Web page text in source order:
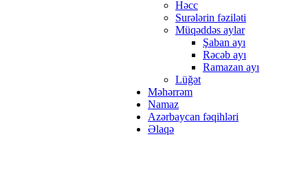
Həcc
Surələrin fəziləti
Müqəddəs aylar
Şaban ayı
Rəcəb ayı
Ramazan ayı
Lüğət
Məhərrəm
Namaz
Azərbaycan fəqihləri
Əlaqə